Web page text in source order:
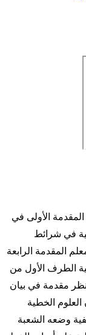
الأولى في
في شرائط
المقدمة الرابعة
الطرف الأول من
مقدمة في بيان
الخطية
وضعه الشعبة